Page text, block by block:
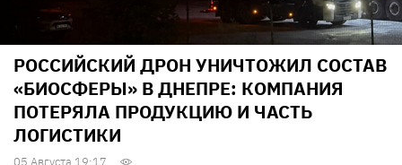
РОССИЙСКИЙ ДРОН УНИЧТОЖИЛ СОСТАВ
«БИОСФЕРЫ» В ДНЕПРЕ: КОМПАНИЯ
ПОТЕРЯЛА ПРОДУКЦИЮ И ЧАСТЬ
ЛОГИСТИКИ
05 Августа 19:17